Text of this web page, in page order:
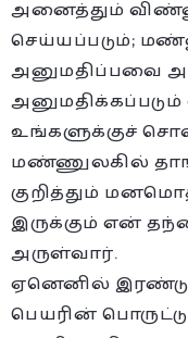
அனைத்தும்
செய்யப்படும்;
அனுமதிப்பவை
உங்களுக்குச்
மண்ணுலகில்
குறித்தும்
இருக்கும் என்
அருள்வார்.
ஏனெனில்
பெயரின்